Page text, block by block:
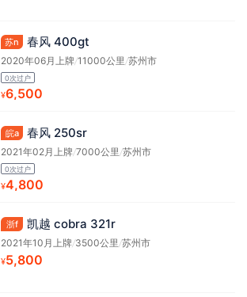
苏n 春风 400gt
2020年06月上牌/11000公里/苏州市
0次过户
¥6,500
皖a 春风 250sr
2021年02月上牌/7000公里/苏州市
0次过户
¥4,800
浙f 凯越 cobra 321r
2021年10月上牌/3500公里/苏州市
¥5,800